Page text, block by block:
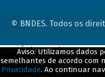
© BNDES. Todos os
Aviso: Utilizamos dados
semelhantes de acordo com
Privacidade. Ao continuar
ConteÃºdo complementar
${title}${badge}